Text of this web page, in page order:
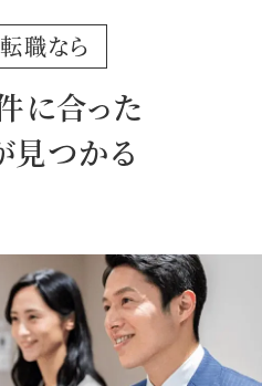
職なら
に合った
見つかる